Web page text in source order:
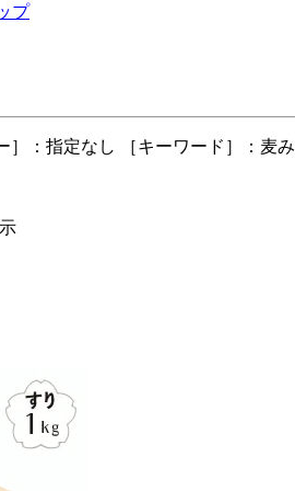
プ
］：指定なし ［キーワード］：麦